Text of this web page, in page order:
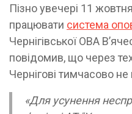
Пізно увечері 11
працювати система
Чернігівської ОВА
повідомив, що через
Чернігові тимчасово
«Для усунення